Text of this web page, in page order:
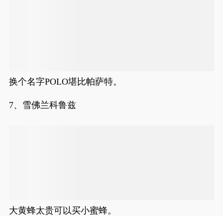
换个名字POLO堪比帕萨特。
7、雪佛兰科鲁兹
大黄蜂太贵可以买小蜜蜂。